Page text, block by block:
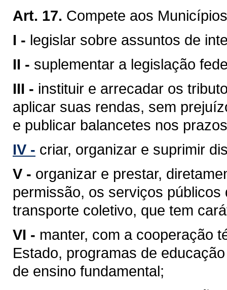
Art. 17. Compete aos
I - legislar sobre assuntos de
II - suplementar a legislação
III - instituir e arrecadar os
aplicar suas rendas, sem
e publicar balancetes nos
IV - criar, organizar e suprimir
V - organizar e prestar,
permissão, os serviços
transporte coletivo, que tem
VI - manter, com a cooperação
Estado, programas de
de ensino fundamental;